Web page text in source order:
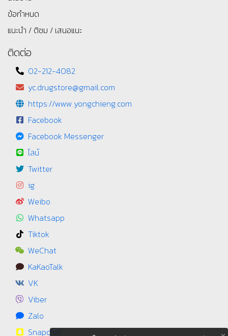
ข้อกำหนด
แนะนำ / ติชม / เสนอแนะ
ติดต่อ
02-212-4082
yc.drugstore@gmail.com
https://www.yongchieng.com
Facebook
Facebook Messenger
ไลน์
Twitter
ig
Weibo
Whatsapp
Tiktok
WeChat
KaKaoTalk
VK
Viber
Zalo
Snapchat